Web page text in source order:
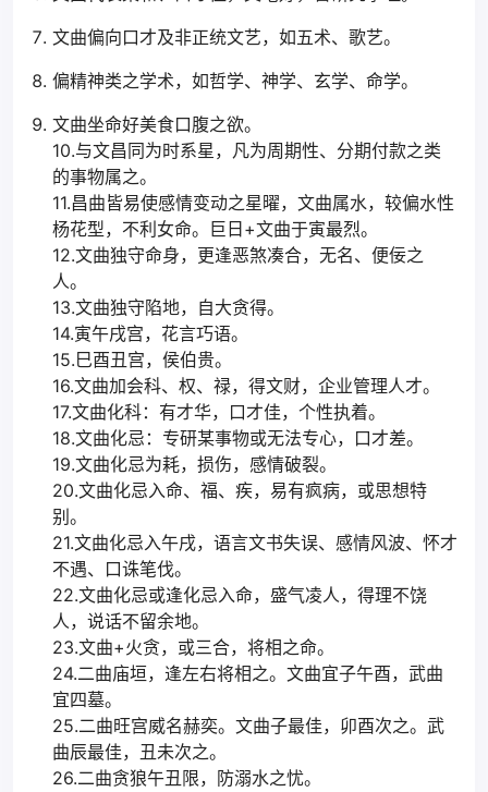
文曲偏向口才及非正统文艺，如五术、歌艺。
偏精神类之学术，如哲学、神学、玄学、命学。
文曲坐命好美食口腹之欲。
10.与文昌同为时系星，凡为周期性、分期付款之类
的事物属之。
11.昌曲皆易使感情变动之星曜，文曲属水，较偏水性
杨花型，不利女命。巨日+文曲于寅最烈。
12.文曲独守命身，更逢恶煞凑合，无名、便佞之
人。
13.文曲独守陷地，自大贪得。
14.寅午戌宫，花言巧语。
15.巳酉丑宫，侯伯贵。
16.文曲加会科、权、禄，得文财，企业管理人才。
17.文曲化科：有才华，口才佳，个性执着。
18.文曲化忌：专研某事物或无法专心，口才差。
19.文曲化忌为耗，损伤，感情破裂。
20.文曲化忌入命、福、疾，易有疯病，或思想特
别。
21.文曲化忌入午戌，语言文书失误、感情风波、怀才
不遇、口诛笔伐。
22.文曲化忌或逢化忌入命，盛气凌人，得理不饶
人，说话不留余地。
23.文曲+火贪，或三合，将相之命。
24.二曲庙垣，逢左右将相之。文曲宜子午酉，武曲
宜四墓。
25.二曲旺宫威名赫奕。文曲子最佳，卯酉次之。武
曲辰最佳，丑未次之。
26.二曲贪狼午丑限，防溺水之忧。